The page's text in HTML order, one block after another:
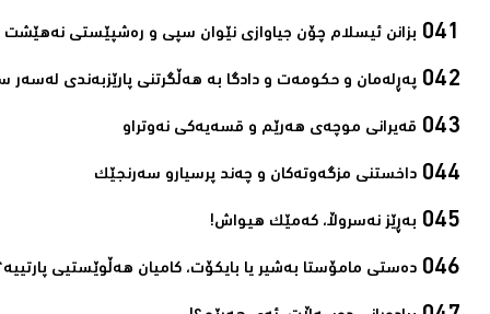
بزانن ئیسلام چۆن جیاوازی نێوان سپی و رەشپێستی نەھێشت‌
پەڕلەمان و حکومەت و دادگا بە ھەڵگرتنی پارێزبەندی لەسەر
قەیرانی موچەی ھەرێم و قسەیەکی نەوتراو‌
داخستنی مزگەوتەکان و چەند پرسیارو سەرنجێک‌
بەڕێز نەسروڵا، کەمێك ھیواش!‌
ده‌ستی مامۆستا به‌شیر یا بایكۆت، كامیان هه‌ڵوێستیی